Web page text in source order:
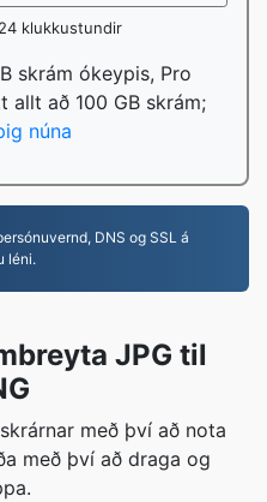
klukkustundir
skrám ókeypis, Pro
allt að 100 GB skrám;
núna
DNS og SSL á
léni.
JPG til
með því að nota
með því að draga og